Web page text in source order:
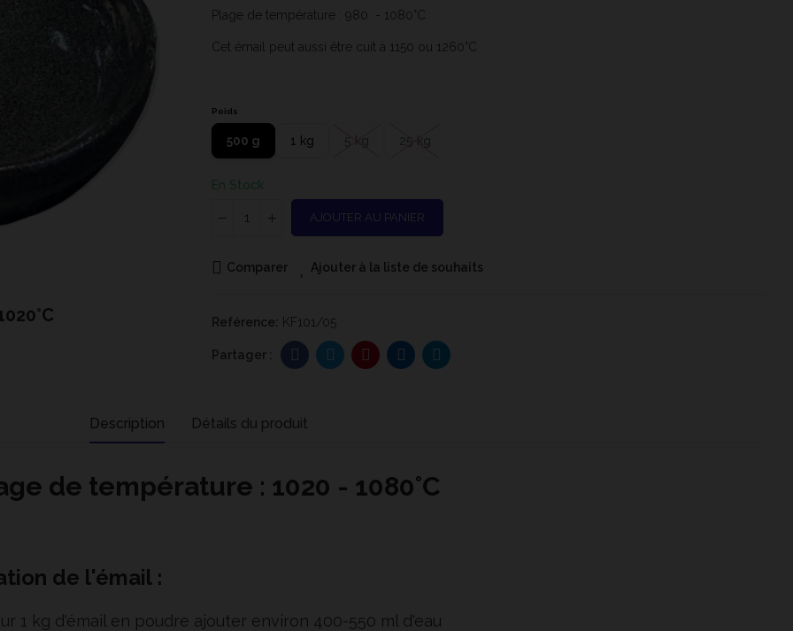
KF101 - Cuisson 1250°C
Plage de température : 980 - 1080°C
Cet émail peut aussi être cuit à 1150 ou 1260°C
Poids
500 g 1 kg
En Stock
AJOUTER AU PANIER
Comparer Ajouter à la liste de souhaits
Reférence: KF101/05
Description Détails du produit
de température : 1020 - 1080°C
de l'émail :
1 kg d'émail en poudre ajouter environ 400-550 ml d'eau